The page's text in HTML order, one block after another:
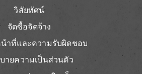
วิสัยทัศน์
จัดซื้อจัดจ้าง
าที่และความรับผิดชอบ
ายความเป็นส่วนตัว